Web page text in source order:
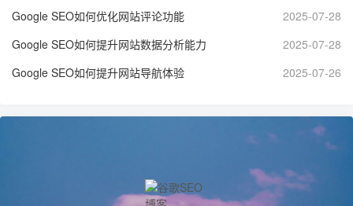
Google SEO如何优化网站评论功能
2025-07-28
Google SEO如何提升网站数据分析能力
2025-07-28
Google SEO如何提升网站导航体验
2025-07-26